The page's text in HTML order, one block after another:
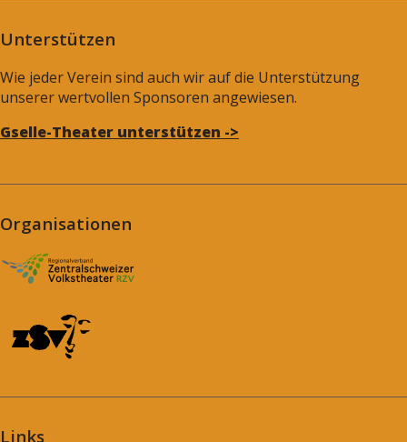
Unterstützen
Wie jeder Verein sind auch wir auf die Unterstützung
unserer wertvollen Sponsoren angewiesen.
Gselle-Theater unterstützen ->
Organisationen
Links